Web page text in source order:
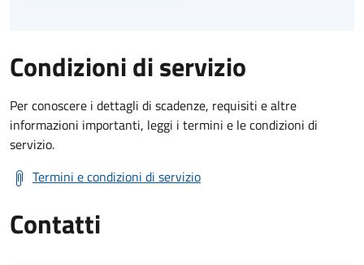
Condizioni di servizio
Per conoscere i dettagli di scadenze, requisiti e altre
informazioni importanti, leggi i termini e le condizioni di
servizio.
Termini e condizioni di servizio
Contatti